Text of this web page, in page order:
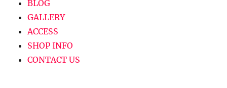
ンBLOG
GALLERY
ACCESS
SHOP INFO
CONTACT US